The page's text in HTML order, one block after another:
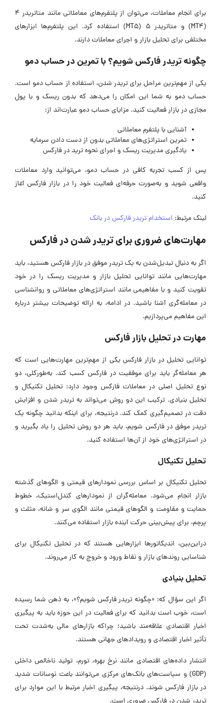
برای انجام معاملات، می‌توان از پلتفرم‌های معاملاتی مانند متاتریدر 4
(MT4) و متاتریدر 5 (MT5) استفاده کرد. این پلتفرم‌ها ابزارهای
مختلفی برای تحلیل بازار و اجرای معاملات دارند.
چگونه تریدر فارکس شویم؟ با تمرین در حساب دمو
یکی از مهم‌ترین مراحل برای تریدر شدن، استفاده از حساب دمو است.
حساب دمو به شما این امکان را می‌دهد که بدون ریسک و با پول
مجازی در بازار فعالیت کنید. مزایای حساب دمو عبارت‌اند از:
آشنایی با پلتفرم معاملاتی
تمرین استراتژی‌های معاملاتی بدون از دست دادن سرمایه
یادگیری مدیریت ریسک و اجرای نحوه ترید در فارکس
پس از کسب تجربه کافی در حساب دمو، می‌توانید وارد معاملات
واقعی شوید و به‌صورت حرفه‌ای فعالیت خود را در بازار فارکس آغاز
کنید.
لینک مرتبط: استخدام تریدر فارکس در بانک
مهارت‌های ضروری برای تریدر شدن در فارکس
اگر به دنبال تبدیل‌شدن به یک تریدر موفق در بازار فارکس هستید، باید
مهارت‌هایی مانند توانایی تحلیل بازار و مدیریت ریسک را در خود
تقویت کنید و با مفاهیمی مانند استراتژی‌های معاملاتی و روانشناسی
در معامله‌گری آشنا باشید. در ادامه، به ارائه توضیحات بیشتر درباره
این مفاهیم می‌پردازیم.
مهارت در تحلیل بازار فارکس
توانایی تحلیل در بازار فارکس یکی از مهم‌ترین مهارت‌هایی است که
هر معامله‌گر باید برای موفقیت در فارکس کسب کند. به‌طورکلی، دو
نوع تحلیل اصلی در معاملات فارکس وجود دارد: تحلیل تکنیکال و
تحلیل بنیادی. ترکیب این دو روش می‌تواند به تریدر شدن و افزایش
دقت در تصمیم‌گیری کمک کند. درنتیجه، برای اینکه بدانید چگونه یک
تریدر موفق در فارکس شویم، باید هر دو روش تحلیل را یاد بگیرید و
در استراتژی‌های خود از آن‌ها استفاده کنید.
تحلیل تکنیکال
تحلیل تکنیکال بر اساس بررسی نمودارهای قیمتی و الگوهای گذشته
بازار انجام می‌شود. معامله‌گران از نمودارهای کندل‌استیک، خطوط
حمایت و مقاومت و الگوهای قیمتی مانند الگوی سر و شانه، مثلث و
پرچم، برای پیش‌بینی حرکت آینده بازار استفاده می‌کنند.
دراین‌بین، اندیکاتورها ابزارهایی هستند که در تحلیل تکنیکال برای
شناسایی روندهای بازار و نقاط ورود و خروج به کار می‌روند.
تحلیل بنیادی
اگر این سؤال که: «چگونه تریدر فارکس شویم؟»، به ذهن شما رسیده
است، خوب است بدانید که برای فعالیت در این حوزه باید به پیگیری
اخبار اقتصادی علاقه‌مند باشید؛ چراکه بازارهای مالی به‌شدت تحت
تأثیر اخبار اقتصادی و رویدادهای جهانی هستند.
انتشار داده‌های اقتصادی مانند نرخ بهره، تورم، تولید ناخالص داخلی
(GDP) و سیاست‌های بانک‌های مرکزی می‌توانند باعث نوسانات شدید
در بازار فارکس شوند. درنتیجه، پیگیری اخبار مرتبط با این موارد برای